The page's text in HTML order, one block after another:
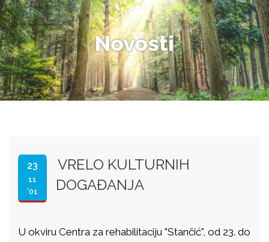
Novosti
23
11
'01
VRELO KULTURNIH
DOGAĐANJA
U okviru Centra za rehabilitaciju "Stančić", od 23. do